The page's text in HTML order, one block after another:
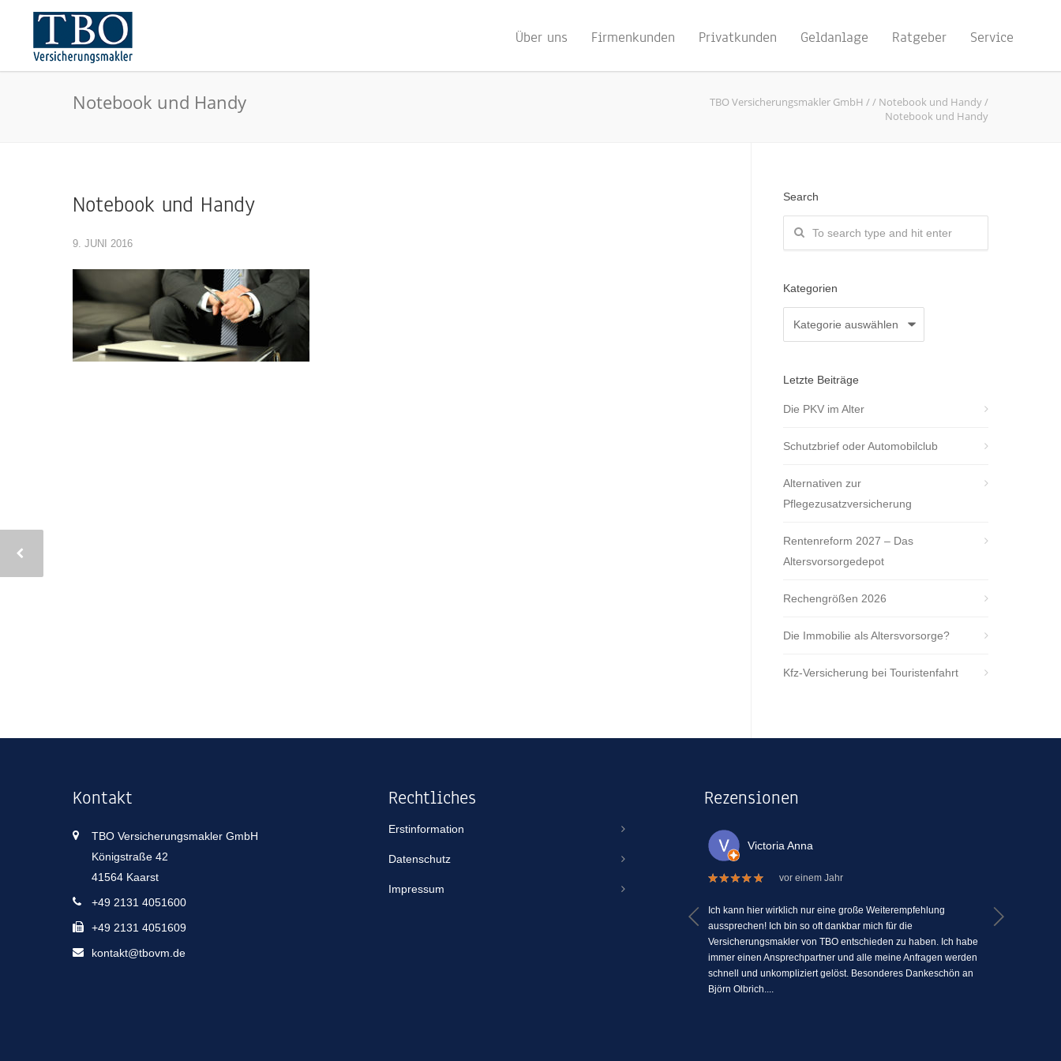
Über uns Firmenkunden Privatkunden Geldanlage Ratgeber Service
Notebook und Handy TBO Versicherungsmakler GmbH // Notebook und Handy/
Notebook und Handy
Notebook und Handy
9. JUNI 2016
Search
Kategorien
Letzte Beiträge
Die PKV im Alter
Schutzbrief oder Automobilclub
Alternativen zur
Pflegezusatzversicherung
Rentenreform 2027 – Das
Altersvorsorgedepot
Rechengrößen 2026
Die Immobilie als Altersvorsorge?
Kfz-Versicherung bei Touristenfahrt
Kontakt
TBO Versicherungsmakler GmbH
Königstraße 42
41564 Kaarst
+49 2131 4051600
+49 2131 4051609
kontakt@tbovm.de
Rechtliches
Erstinformation
Datenschutz
Impressum
Rezensionen
Victoria Anna
vor einem Jahr
Ich kann hier wirklich nur eine große Weiterempfehlung
aussprechen! Ich bin so oft dankbar mich für die
Versicherungsmakler von TBO entschieden zu haben. Ich habe
immer einen Ansprechpartner und alle meine Anfragen werden
schnell und unkompliziert gelöst. Besonderes Dankeschön an
Björn Olbrich....